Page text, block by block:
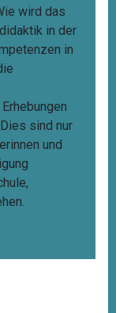
wird das
in der
in
sind nur
und